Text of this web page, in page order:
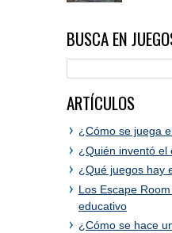
BUSCA EN
ARTÍCULOS
¿Cómo se juega
¿Quién inventó el
¿Qué juegos hay
Los Escape
educativo
¿Cómo se hace